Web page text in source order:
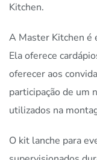
Kitchen.
A Master Kitchen é
Ela oferece
oferecer aos
participação de um
utilizados na
O kit lanche para